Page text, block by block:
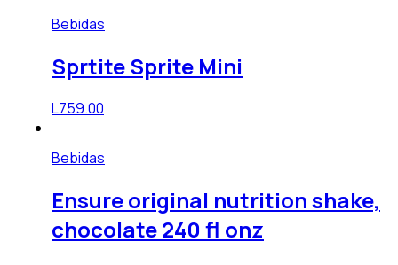
Bebidas
Sprtite Sprite Mini
L759.00
Bebidas
Ensure original nutrition shake,
chocolate 240 fl onz